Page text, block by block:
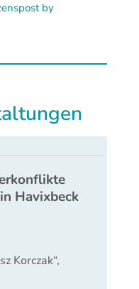
by
Havixbeck
Korczak“,